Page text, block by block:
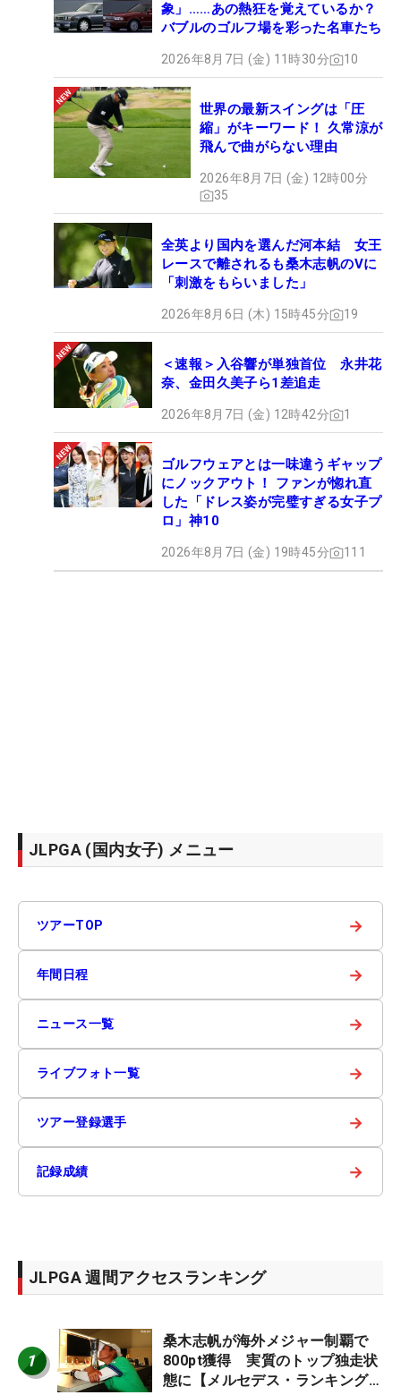
象」……あの熱狂を覚えているか？
バブルのゴルフ場を彩った名車たち
2026年8月7日 (金) 11時30分 10
世界の最新スイングは「圧
縮」がキーワード！ 久常涼が
飛んで曲がらない理由
2026年8月7日 (金) 12時00分
35
全英より国内を選んだ河本結 女王
レースで離されるも桑木志帆のVに
「刺激をもらいました」
2026年8月6日 (木) 15時45分 19
＜速報＞入谷響が単独首位 永井花
奈、金田久美子ら1差追走
2026年8月7日 (金) 12時42分 1
ゴルフウェアとは一味違うギャップ
にノックアウト！ ファンが惚れ直
した「ドレス姿が完璧すぎる女子プ
ロ」神10
2026年8月7日 (金) 19時45分 111
JLPGA (国内女子) メニュー
ツアーTOP →
年間日程 →
ニュース一覧 →
ライブフォト一覧 →
ツアー登録選手 →
記録成績 →
JLPGA 週間アクセスランキング
1
桑木志帆が海外メジャー制覇で
800pt獲得 実質のトップ独走状
態に【メルセデス・ランキング番